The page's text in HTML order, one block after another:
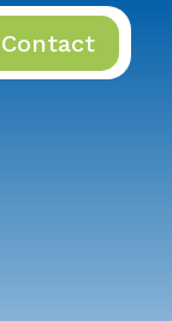
Contact
Contact